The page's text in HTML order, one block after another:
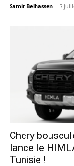
Samir Belhassen - 7
Chery
lance le
Tunisie !